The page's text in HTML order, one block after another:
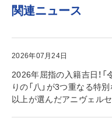
関連ニュース
2026年07月24日
2026年屈指の入籍吉日！
りの「八」が3つ重なる特
以上が選んだアニヴェル